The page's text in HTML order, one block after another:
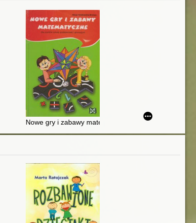
uczniów ze specjalnymi potrzebami edukacyjnymi :
Nowe gry i zabawy matematyczne dla uczniów